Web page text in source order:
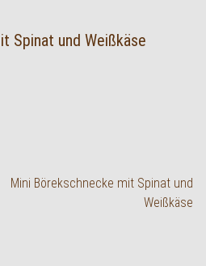
Spinat und Weißkäse